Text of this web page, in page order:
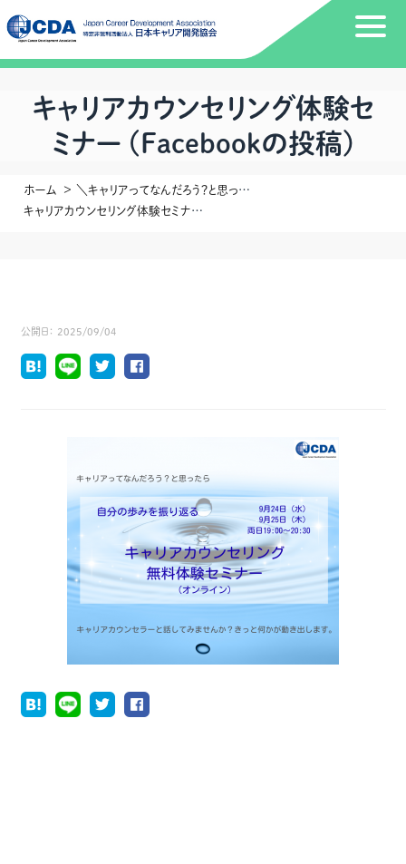
キャリアカウンセリング体験セ
ミナー (Facebookの投稿)
ホーム
＼キャリアってなんだろう？と思ったら／キャリアカウンセリング体験セミナー開催のお知らせ～ライフラインチャート＆キャリアカウンセリング～
キャリアカウンセリング体験セミナー (Facebookの投稿)
公開日： 2025/09/04